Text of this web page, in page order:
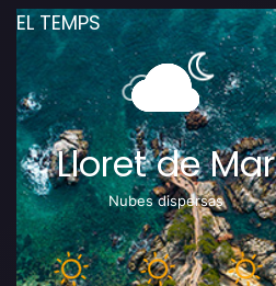
EL TEMPS
Lloret de Mar
Nubes dispersas